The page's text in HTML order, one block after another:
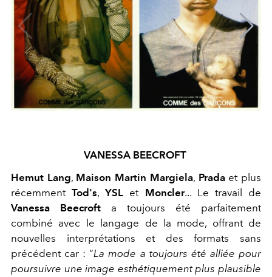
VANESSA BEECROFT
Hemut Lang, Maison Martin Margiela, Pradaet plus
récemmentTod's,YSL et Moncler... Le travail de
Vanessa Beecroft a toujours été parfaitement
combiné avec le langage de la mode, offrant de
nouvelles interprétations et des formats sans
précédent car : “La mode a toujours été alliée pour
poursuivre une image esthétiquement plus plausible